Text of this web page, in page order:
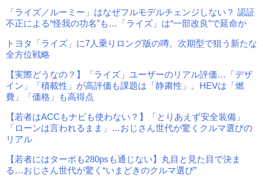
「ライズ／ルーミー」はなぜフルモデルチェンジしない？ 認証
不正による“怪我の功名”も…「ライズ」は“一部改良”で延命か
トヨタ「ライズ」に7人乗りロング版の噂。次期型で狙う新たな
全方位戦略
【実際どうなの？】「ライズ」ユーザーのリアル評価…「デザ
イン」「積載性」が高評価も課題は「静粛性」。HEVは「燃
費」「価格」も高得点
【若者はACCもナビも使わない？】「とりあえず安全装備」
「ローンは言われるまま」…おじさん世代が驚くクルマ選びの
リアル
【若者にはターボも280psも通じない】丸目と見た目で決ま
る…おじさん世代が驚く“いまどきのクルマ選び”